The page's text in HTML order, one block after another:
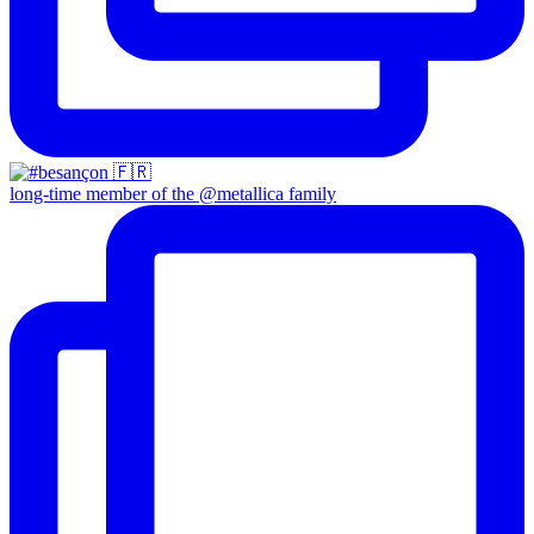
long-time member of the @metallica family